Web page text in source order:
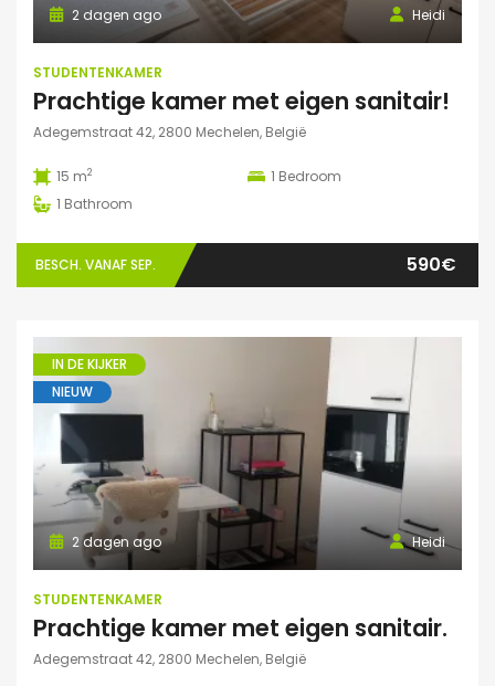
Heidi
2 dagen ago
STUDENTENKAMER
Prachtige kamer met eigen sanitair!
Adegemstraat 42, 2800 Mechelen, België
15 m2 1 Bedroom
1 Bathroom
BESCH. VANAF SEP. 590€
IN DE KIJKER
NIEUW
Heidi
2 dagen ago
STUDENTENKAMER
Prachtige kamer met eigen sanitair.
Adegemstraat 42, 2800 Mechelen, België